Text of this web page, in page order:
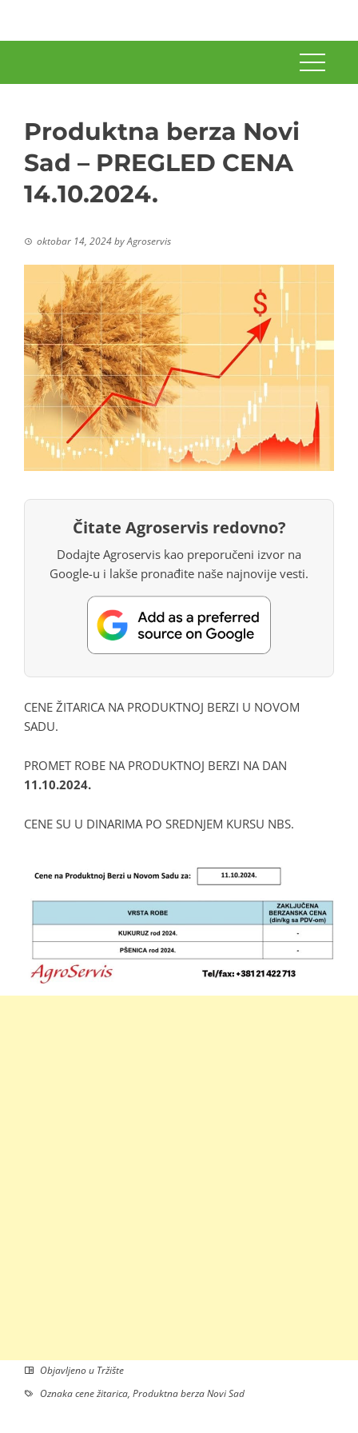
Produktna berza Novi
Sad – PREGLED CENA
14.10.2024.
oktobar 14, 2024byAgroservis
Čitate Agroservis redovno?
Dodajte Agroservis kao preporučeni izvor na
Google-u i lakše pronađite naše najnovije vesti.
CENE ŽITARICA NA PRODUKTNOJ BERZI U NOVOM
SADU.
PROMET ROBE NA PRODUKTNOJ BERZI NA DAN
11.10.2024.
CENE SU U DINARIMA PO SREDNJEM KURSU NBS.
Objavljeno u Tržište
Oznakacene žitarica, Produktna berza Novi Sad